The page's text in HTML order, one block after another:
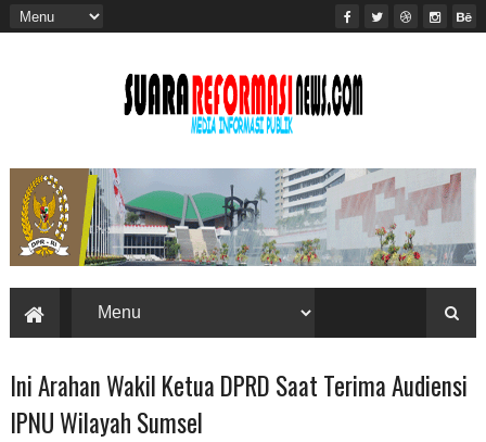
Ini Arahan Wakil Ketua DPRD Saat Terima Audiensi
IPNU Wilayah Sumsel